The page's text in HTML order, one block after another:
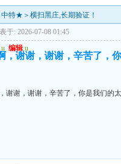
特★＞横扫黑庄,长期验证！
于: 2026-07-08 01:45
u 编辑 u
，谢谢，谢谢，辛苦了，
谢谢，谢谢，辛苦了，你是我们的